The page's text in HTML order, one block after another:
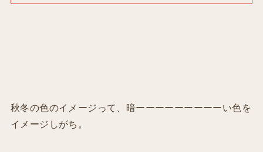
秋冬の色のイメージって、暗ーーーーーーーーーい色を
イメージしがち。